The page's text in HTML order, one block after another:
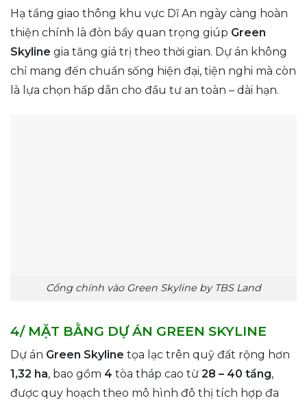
Hạ tầng giao thông khu vực Dĩ An ngày càng hoàn
thiện chính là đòn bẩy quan trọng giúp Green
Skyline gia tăng giá trị theo thời gian. Dự án không
chỉ mang đến chuẩn sống hiện đại, tiện nghi mà còn
là lựa chọn hấp dẫn cho đầu tư an toàn – dài hạn.
Cổng chính vào Green Skyline by TBS Land
4/ MẶT BẰNG DỰ ÁN GREEN SKYLINE
Dự án Green Skyline tọa lạc trên quỹ đất rộng hơn
1,32 ha, bao gồm 4 tòa tháp cao từ 28 – 40 tầng,
được quy hoạch theo mô hình đô thị tích hợp đa